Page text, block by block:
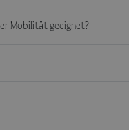
Mobilität geeignet?